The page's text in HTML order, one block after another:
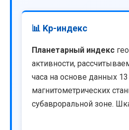
📊 Kp-индекс
Планетарный индекс
активности,
часа на основе данных 13
магнитометрических
субавроральной зоне.